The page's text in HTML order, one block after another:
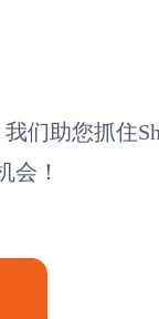
们助您抓住
会！